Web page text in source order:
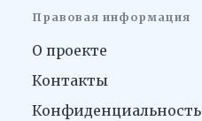
Правовая информация
О проекте
Контакты
Конфиденциальность